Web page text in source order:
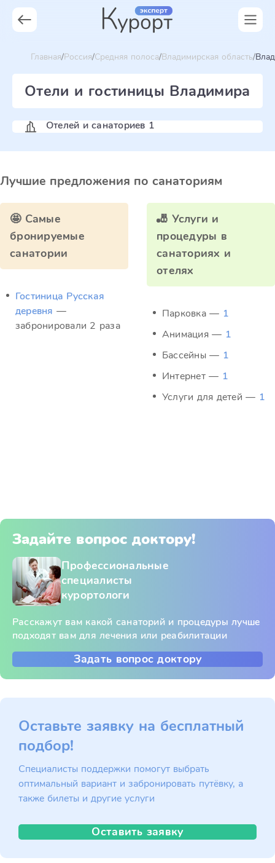
Главная Россия Средняя полоса Владимирская область
Отели и гостиницы Владимира
Отелей и санаториев 1
Лучшие предложения по санаториям
🤩 Самые
бронируемые
санатории
Гостиница Русская
деревня —
забронировали 2 раза
🎳 Услуги и
процедуры в
санаториях и
отелях
Парковка — 1
Анимация — 1
Бассейны — 1
Интернет — 1
Услуги для детей — 1
Задайте вопрос доктору!
Профессиональные
специалисты
курортологи
Расскажут вам какой санаторий и процедуры лучше
подходят вам для лечения или реабилитации
Задать вопрос доктору
Оставьте заявку на бесплатный
подбор!
Специалисты поддержки помогут выбрать
оптимальный вариант и забронировать путёвку, а
также билеты и другие услуги
Оставить заявку